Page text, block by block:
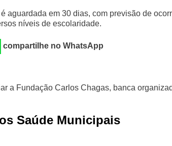
aguardada em 30 dias, com previsão de
níveis de escolaridade.
compartilhe no WhatsApp
a Fundação Carlos Chagas, banca
Saúde Municipais